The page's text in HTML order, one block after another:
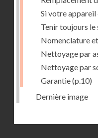
Si votre appareil
Tenir toujours
Nomenclature
Nettoyage par
Nettoyage par
Garantie(p.10)
Dernière image